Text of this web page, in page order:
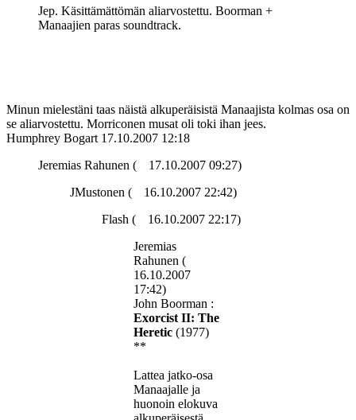
Jep. Käsittämättömän aliarvostettu. Boorman +
Manaajien paras soundtrack.
Minun mielestäni taas näistä alkuperäisistä Manaajista kolmas osa on
se aliarvostettu. Morriconen musat oli toki ihan jees.
Humphrey Bogart 17.10.2007 12:18
Jeremias Rahunen (
17.10.2007 09:27)
JMustonen (
16.10.2007 22:42)
Flash (
16.10.2007 22:17)
Jeremias
Rahunen (
16.10.2007
17:42)
John Boorman :
Exorcist II: The
Heretic (1977)
**
Lattea jatko-osa
Manaajalle ja
huonoin elokuva